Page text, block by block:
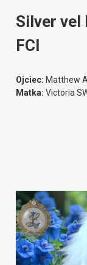
Silver vel
FCI
Ojciec: Matthew
Matka:Victoria